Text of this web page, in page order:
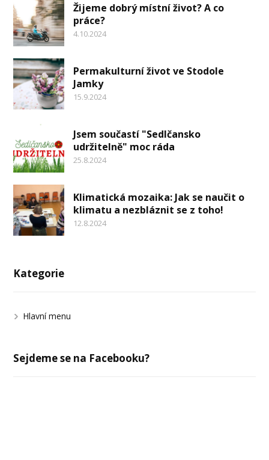
Žijeme dobrý místní život? A co
práce?
4.10.2024
Permakulturní život ve Stodole
Jamky
15.9.2024
Jsem součastí "Sedlčansko
udržitelně" moc ráda
25.8.2024
Klimatická mozaika: Jak se naučit o
klimatu a nezbláznit se z toho!
12.8.2024
Kategorie
Hlavní menu
Sejdeme se na Facebooku?